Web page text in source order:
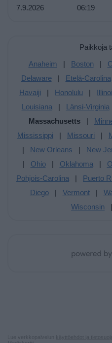
7.9.2026
06:19
Paikkoja
Anaheim | Boston |
Delaware| Etelä-Carolina
Havaiji | Honolulu |
Louisiana | Länsi-Virginia
Massachusetts|
Mississippi | Missouri |
| New Orleans | New
| Ohio| Oklahoma |
Pohjois-Carolina | Puerto
Diego| Vermont|
Wisconsin